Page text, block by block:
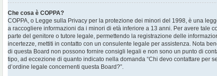
Che cosa è COPPA?
COPPA, o Legge sulla Privacy per la protezione dei minori del 1998, è una
a raccogliere informazioni da i minori di età inferiore a 13 anni. Per avere tale
parte del genitore o tutore legale, permettendo la registrazione delle
incertezze, mettiti in contatto con un consulente legale per assistenza. Nota
di questa Board non possono fornire consigli legali e non sono un punto di
tipo, ad eccezione di quanto indicato nella domanda “Chi devo contattare per
d’ordine legale concernenti questa Board?”.